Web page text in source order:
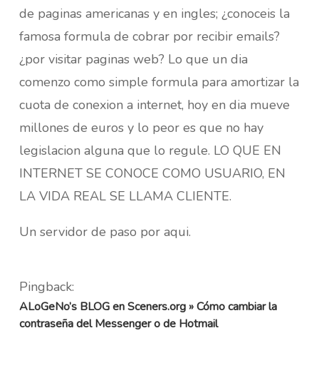
de paginas americanas y en ingles; ¿conoceis la
famosa formula de cobrar por recibir emails?
¿por visitar paginas web? Lo que un dia
comenzo como simple formula para amortizar la
cuota de conexion a internet, hoy en dia mueve
millones de euros y lo peor es que no hay
legislacion alguna que lo regule. LO QUE EN
INTERNET SE CONOCE COMO USUARIO, EN
LA VIDA REAL SE LLAMA CLIENTE.
Un servidor de paso por aqui.
Pingback:
ALoGeNo’s BLOG en Sceners.org » Cómo cambiar la
contraseña del Messenger o de Hotmail